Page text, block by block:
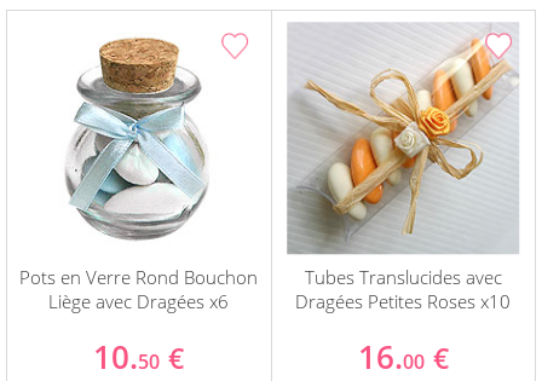
Pots en Verre Rond Bouchon
Liège avec Dragées x6
10.50 €
Tubes Translucides avec
Dragées Petites Roses x10
16.00 €